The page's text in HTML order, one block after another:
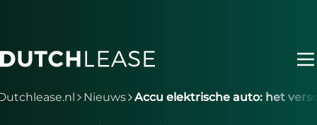
Je bent nu voorbij het hoofdmenu
Nieuws Accu elektrische auto: het